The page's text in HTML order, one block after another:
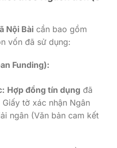
Nội Bài cần bao gồm
vốn đã sử dụng:
Funding):
Hợp đồng tín dụng đã
tờ xác nhận Ngân
ngân (Văn bản cam kết